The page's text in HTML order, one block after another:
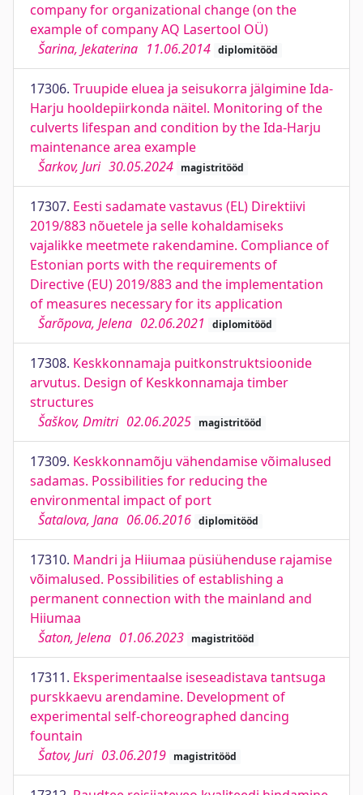
company for organizational change (on the
example of company AQ Lasertool OÜ)
Šarina, Jekaterina 11.06.2014 diplomitööd
17306. Truupide eluea ja seisukorra jälgimine Ida-
Harju hooldepiirkonda näitel. Monitoring of the
culverts lifespan and condition by the Ida-Harju
maintenance area example
Šarkov, Juri 30.05.2024 magistritööd
17307. Eesti sadamate vastavus (EL) Direktiivi
2019/883 nõuetele ja selle kohaldamiseks
vajalikke meetmete rakendamine. Compliance of
Estonian ports with the requirements of
Directive (EU) 2019/883 and the implementation
of measures necessary for its application
Šarõpova, Jelena 02.06.2021 diplomitööd
17308. Keskkonnamaja puitkonstruktsioonide
arvutus. Design of Keskkonnamaja timber
structures
Šaškov, Dmitri 02.06.2025 magistritööd
17309. Keskkonnamõju vähendamise võimalused
sadamas. Possibilities for reducing the
environmental impact of port
Šatalova, Jana 06.06.2016 diplomitööd
17310. Mandri ja Hiiumaa püsiühenduse rajamise
võimalused. Possibilities of establishing a
permanent connection with the mainland and
Hiiumaa
Šaton, Jelena 01.06.2023 magistritööd
17311. Eksperimentaalse iseseadistava tantsuga
purskkaevu arendamine. Development of
experimental self-choreographed dancing
fountain
Šatov, Juri 03.06.2019 magistritööd